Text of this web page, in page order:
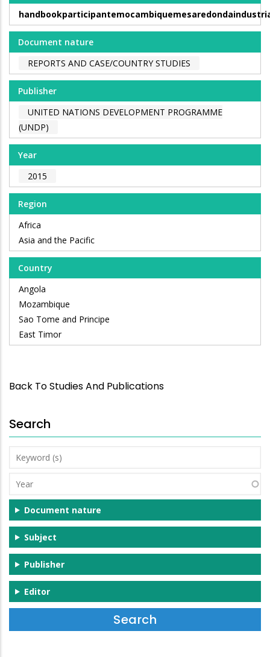
Document nature
REPORTS AND CASE/COUNTRY STUDIES
Publisher
UNITED NATIONS DEVELOPMENT PROGRAMME
(UNDP)
Year
2015
Region
Africa
Asia and the Pacific
Country
Angola
Mozambique
Sao Tome and Principe
East Timor
Back To Studies And Publications
Search
Keyword
(s)
Year
Document nature
Subject
Publisher
Editor